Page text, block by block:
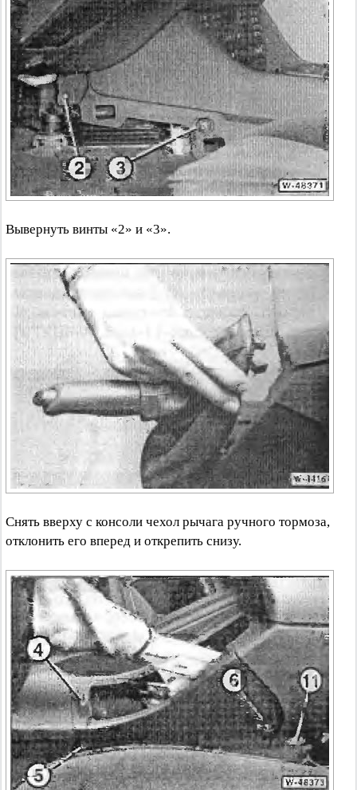
Вывернуть винты «2» и «3».
Снять вверху с консоли чехол рычага ручного тормоза,
отклонить его вперед и открепить снизу.